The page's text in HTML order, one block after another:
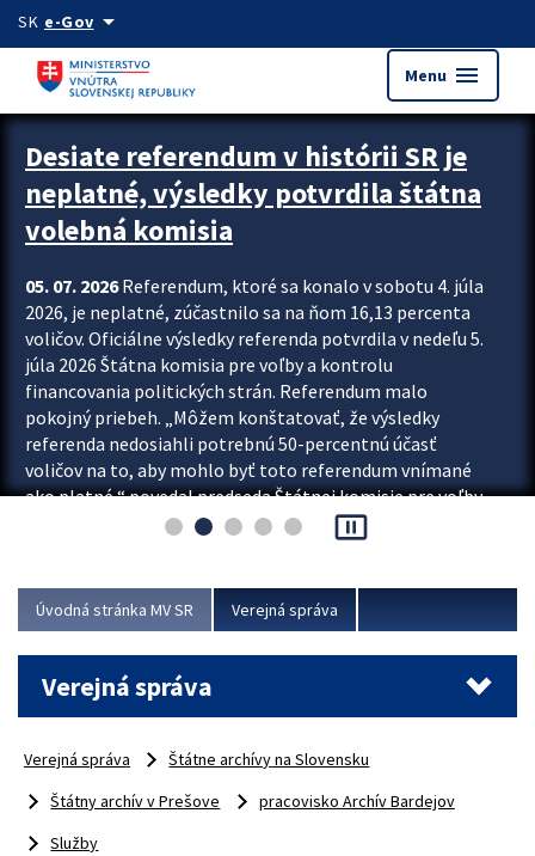
Preskocit na hlavný obsah
SK e-Govarrow_drop_down
Menu menu
Zastavit automatický posun upútavok
Desiate referendum v histórii SR je
neplatné, výsledky potvrdila štátna
volebná komisia
05. 07. 2026Referendum, ktoré sa konalo v sobotu 4. júla
2026, je neplatné, zúčastnilo sa na ňom 16,13 percenta
voličov. Oficiálne výsledky referenda potvrdila v nedeľu 5.
júla 2026 Štátna komisia pre voľby a kontrolu
financovania politických strán. Referendum malo
pokojný priebeh. „Môžem konštatovať, že výsledky
referenda nedosiahli potrebnú 50-percentnú účasť
voličov na to, aby mohlo byť toto referendum vnímané
ako platné,“ povedal predseda Štátnej komisie pre voľby
a kontrolu financovania politických...
pause_presentation
Úvodná stránka MV SR Verejná správa
Verejná správa
Verejná správa
Štátne archívy na Slovensku
Štátny archív v Prešove
pracovisko Archív Bardejov
Služby